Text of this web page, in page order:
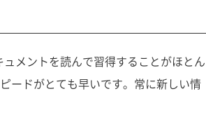
メントを読んで習得することがほとん
ードがとても早いです。常に新しい情